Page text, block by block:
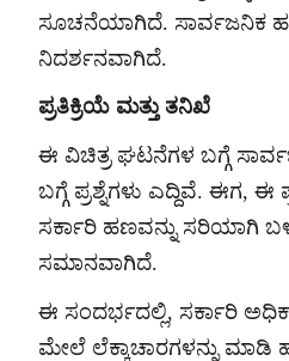
ಸೂಚನೆಯಾಗಿದೆ. ಸಾರ್ವಜನಿಕ
ನಿದರ್ಶನವಾಗಿದೆ.
ಪ್ರತಿಕ್ರಿಯೆ ಮತ್ತು ತನಿಖೆ
ಈ ವಿಚಿತ್ರ ಘಟನೆಗಳ ಬಗ್ಗೆ
ಬಗ್ಗೆ ಪ್ರಶ್ನೆಗಳು ಎದ್ದಿವೆ. ಈಗ,
ಸರ್ಕಾರಿ ಹಣವನ್ನು ಸರಿಯಾಗಿ
ಸಮಾನವಾಗಿದೆ.
ಈ ಸಂದರ್ಭದಲ್ಲಿ, ಸರ್ಕಾರಿ
ಮೇಲೆ ಲೆಕ್ಕಾಚಾರಗಳನ್ನು ಮಾಡಿ